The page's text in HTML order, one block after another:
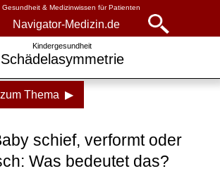
Gesundheit & Medizinwissen für Patienten
Navigator-Medizin.de
Kindergesundheit
Schädelasymmetrie
Thema ▶
schief, verformt oder
Was bedeutet das?
Laborwerte